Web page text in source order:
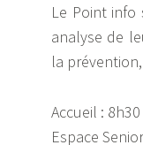
Le Point info
analyse de
la
Accueil :
Espace